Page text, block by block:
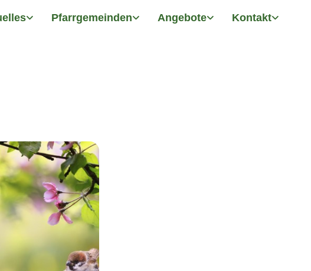
Pfarrgemeinden Angebote Kontakt